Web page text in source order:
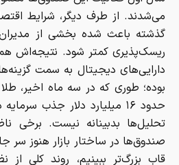
می‌شدند. از طرف دیگر، شرایط
گذشته باعث شده بخشی از
ریسک‌پذیری کمتر شود. نتیجه‌اش
دارایی‌های دیجیتال به سمت
بوده؛ طوری که در سه ماه اخیر،
حدود ۱۶ میلیارد دلار جذب
تحلیل‌ها بدبینانه نیست. برخی
صندوق‌ها در ساختار بازار هنوز سر
قاب بزرگ‌تر ببینیم، روند کلی